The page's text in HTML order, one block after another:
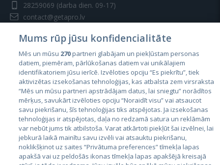
28259069 (darba dien. 09-17)
contact@getapro.lv
Valstis
Igaunija
Latvija
Lietuva
Mums rūp jūsu konfidencialitāte
Mēs un mūsu 270partneri glabājam un piekļūstam personas
datiem, piemēram, pārlūkošanas datiem vai unikālajiem
identifikatoriem jūsu ierīcē. Izvēloties opciju “Es piekrītu”, tiek
aktivizētas izsekošanas tehnoloģijas, kas atbalsta zem virsraksta
“Mēs un mūsu partneri apstrādājam datus, lai sniegtu” norādītos
mērķus, savukārt izvēloties opciju “Noraidīt visu” vai atsaucot
savu piekrišanu, šīs tehnoloģijas tiks atspējotas. Ja izsekošanas
tehnoloģijas ir atspējotas, daļa no redzamā satura un reklāmām
var nebūt jums tik atbilstoša. Varat atkārtoti piekļūt šai izvēlnei, lai
jebkurā laikā mainītu savu izvēli vai atsauktu piekrišanu,
noklikšķinot uz saites “Privātuma preferences” tīmekļa lapas
apakšā vai uz peldošās ikonas tīmekļa lapas apakšējā kreisajā